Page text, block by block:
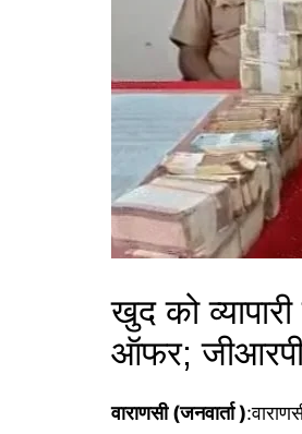
खुद को
ऑफर;
वाराणसी (जनवार्ता )